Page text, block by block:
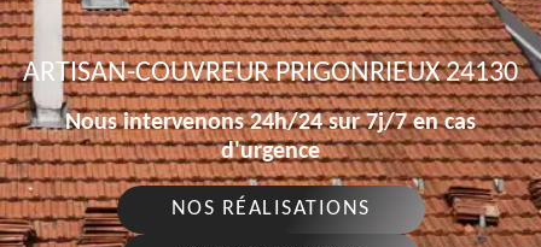
ARTISAN-COUVREUR PRIGONRIEUX 24130
Nous intervenons 24h/24 sur 7j/7 en cas
d'urgence
NOS RÉALISATIONS